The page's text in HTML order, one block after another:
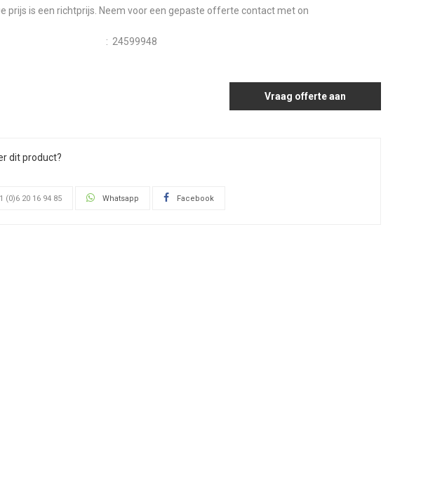
prijs is een richtprijs. Neem voor een gepaste offerte contact met on
: 24599948
Vraag offerte aan
dit product?
(0)6 20 16 94 85 Whatsapp Facebook